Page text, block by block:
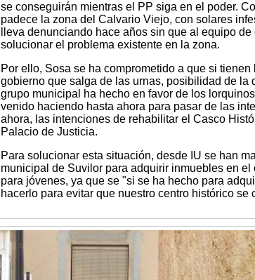
se conseguirán mientras el PP siga en el poder.
padece la zona del Calvario Viejo, con solares
lleva denunciando hace años sin que al equipo
solucionar el problema existente en la zona.
Por ello, Sosa se ha comprometido a que si
gobierno que salga de las urnas, posibilidad de la
grupo municipal ha hecho en favor de los
venido haciendo hasta ahora para pasar de las
ahora, las intenciones de rehabilitar el Casco
Palacio de Justicia.
Para solucionar esta situación, desde IU se han
municipal de Suvilor para adquirir inmuebles en
para jóvenes, ya que se "si se ha hecho para
hacerlo para evitar que nuestro centro histórico se